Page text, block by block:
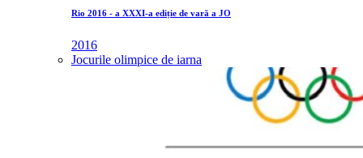
Rio 2016 - a XXXI-a ediție de vară a JO
2016
Jocurile olimpice de iarna